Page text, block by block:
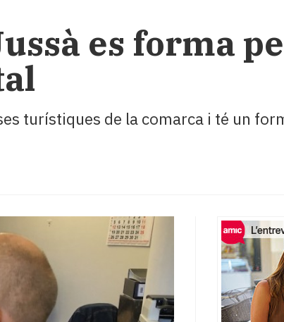
es forma
turístiques de la comarca i té un